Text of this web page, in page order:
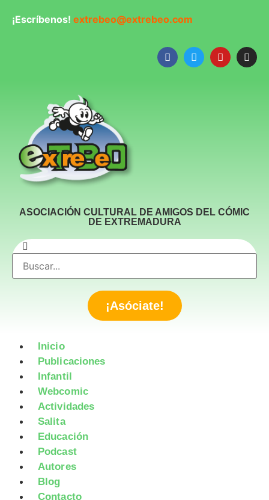
¡Escríbenos! extrebeo@extrebeo.com
ASOCIACIÓN CULTURAL DE AMIGOS DEL CÓMIC
DE EXTREMADURA
¡Asóciate!
Inicio
Publicaciones
Infantil
Webcomic
Actividades
Salita
Educación
Podcast
Autores
Blog
Contacto